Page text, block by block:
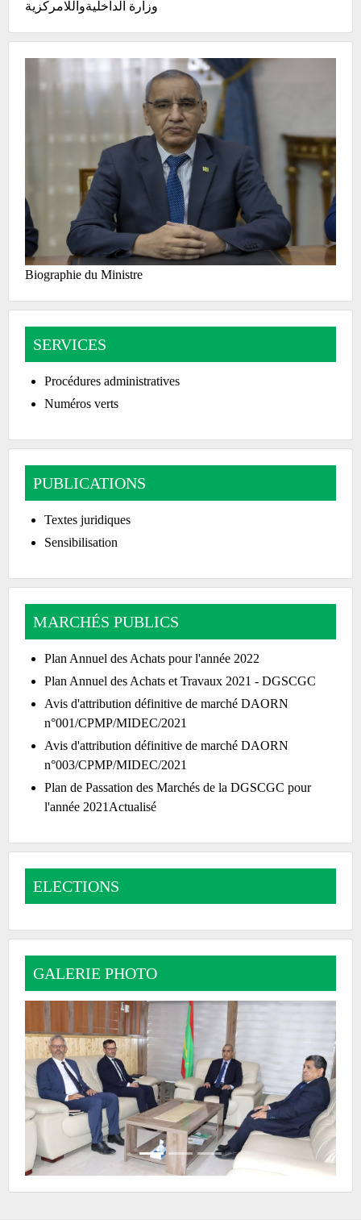
وزارة الداخليةواللامركزية
Biographie du Ministre
SERVICES
Procédures administratives
Numéros verts
PUBLICATIONS
Textes juridiques
Sensibilisation
MARCHÉS PUBLICS
Plan Annuel des Achats pour l'année 2022
Plan Annuel des Achats et Travaux 2021 - DGSCGC
Avis d'attribution définitive de marché DAORN
n°001/CPMP/MIDEC/2021
Avis d'attribution définitive de marché DAORN
n°003/CPMP/MIDEC/2021
Plan de Passation des Marchés de la DGSCGC pour
l'année 2021Actualisé
ELECTIONS
GALERIE PHOTO